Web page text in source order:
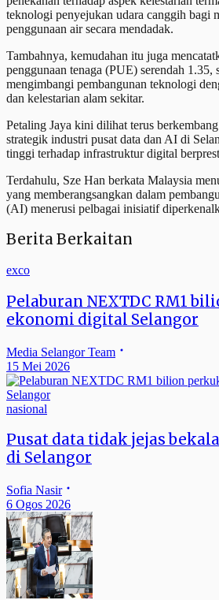
teknologi penyejukan udara canggih bagi
penggunaan air secara mendadak.
Tambahnya, kemudahan itu juga
penggunaan tenaga (PUE) serendah 1.35,
mengimbangi pembangunan teknologi
dan kelestarian alam sekitar.
Petaling Jaya kini dilihat terus
strategik industri pusat data dan AI di
tinggi terhadap infrastruktur digital
Terdahulu, Sze Han berkata Malaysia
yang memberangsangkan dalam
(AI) menerusi pelbagai inisiatif
Berita Berkaitan
exco
Pelaburan NEXTDC RM1
ekonomi digital Selangor
Media Selangor Team
15 Mei 2026
nasional
Pusat data tidak jejas
di Selangor
Sofia Nasir
6 Ogos 2026